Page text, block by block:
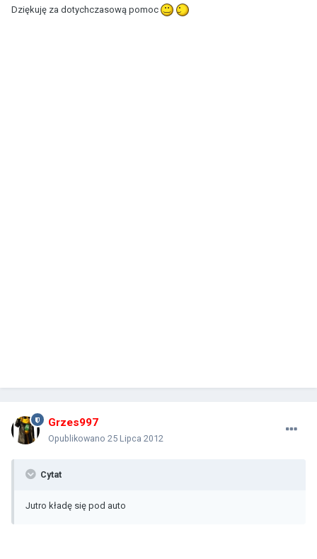
Dziękuję za dotychczasową pomoc
Grzes997
Opublikowano 25 Lipca 2012
Cytat
Jutro kładę się pod auto